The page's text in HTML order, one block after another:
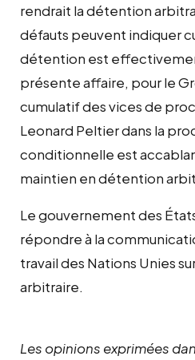
rendrait la détention
défauts peuvent indiquer
détention est
présente affaire, pour le
cumulatif des vices de
Leonard Peltier dans la
conditionnelle est
maintien en détention
Le gouvernement des
répondre à la
travail des Nations Unies
arbitraire.
Les opinions exprimées